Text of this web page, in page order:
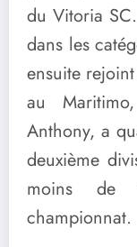
du Vitoria
dans les
ensuite
au
Anthony, a
deuxième
moins de
championnat.